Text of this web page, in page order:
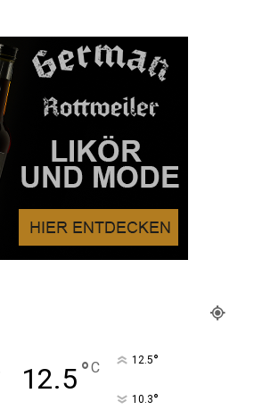
12.5°C 12.5°
10.3°